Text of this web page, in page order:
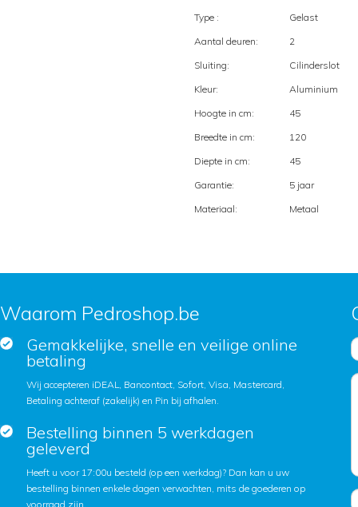
Type :
Gelast
Aantal deuren:
2
Sluiting:
Cilinderslot
Kleur:
Aluminium
Hoogte in cm:
45
Breedte in cm:
120
Diepte in cm:
45
Garantie:
5 jaar
Materiaal:
Metaal
Waarom Pedroshop.be
Gemakkelijke, snelle en veilige online
betaling
Wij accepteren iDEAL, Bancontact, Sofort, Visa, Mastercard,
Betaling achteraf (zakelijk) en Pin bij afhalen.
Bestelling binnen 5 werkdagen
geleverd
Heeft u voor 17:00u besteld (op een werkdag)? Dan kan u uw
bestelling binnen enkele dagen verwachten, mits de goederen op
voorraad zijn.